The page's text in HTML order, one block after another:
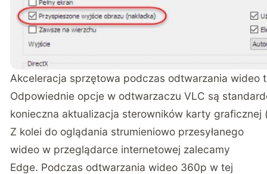
Akceleracja sprzętowa podczas odtwarzania
Odpowiednie opcje w odtwarzaczu VLC są
konieczna aktualizacja sterowników karty graficznej
Z kolei do oglądania strumieniowo przesyłanego
wideo w przeglądarce internetowej zalecamy
Edge. Podczas odtwarzania wideo 360p w tej